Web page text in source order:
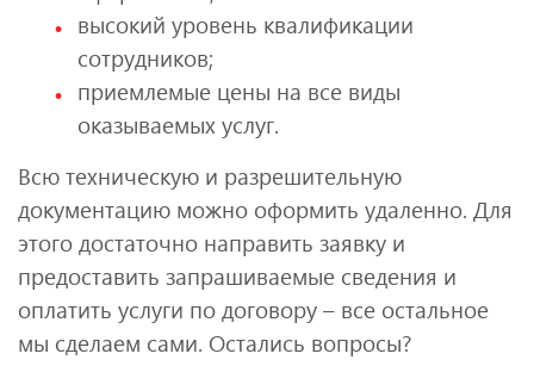
высокий уровень квалификации
сотрудников;
приемлемые цены на все виды
оказываемых услуг.
Всю техническую и разрешительную
документацию можно оформить удаленно. Для
этого достаточно направить заявку и
предоставить запрашиваемые сведения и
оплатить услуги по договору – все остальное
мы сделаем сами. Остались вопросы?